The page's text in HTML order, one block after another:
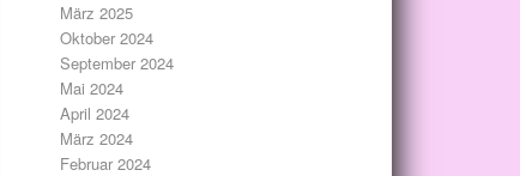
März 2025
Oktober 2024
September 2024
Mai 2024
April 2024
März 2024
Februar 2024